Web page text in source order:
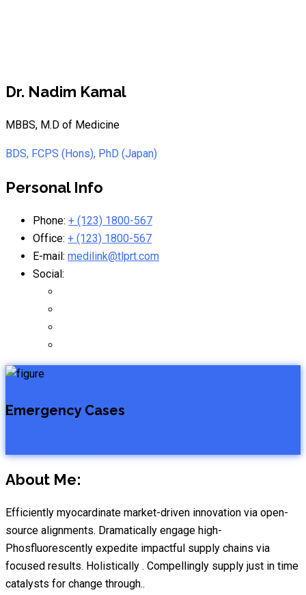
Dr. Nadim Kamal
MBBS, M.D of Medicine
BDS, FCPS (Hons), PhD (Japan)
Personal Info
Phone: + (123) 1800-567
Office: + (123) 1800-567
E-mail: medilink@tlprt.com
Social:
Emergency Cases
About Me:
Efficiently myocardinate market-driven innovation via open-
source alignments. Dramatically engage high-
Phosfluorescently expedite impactful supply chains via
focused results. Holistically . Compellingly supply just in time
catalysts for change through..